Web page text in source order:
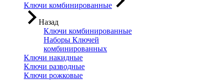
Ключи комбинированные
Назад
Ключи комбинированные
Наборы Ключей
комбинированных
Ключи накидные
Ключи разводные
Ключи рожковые